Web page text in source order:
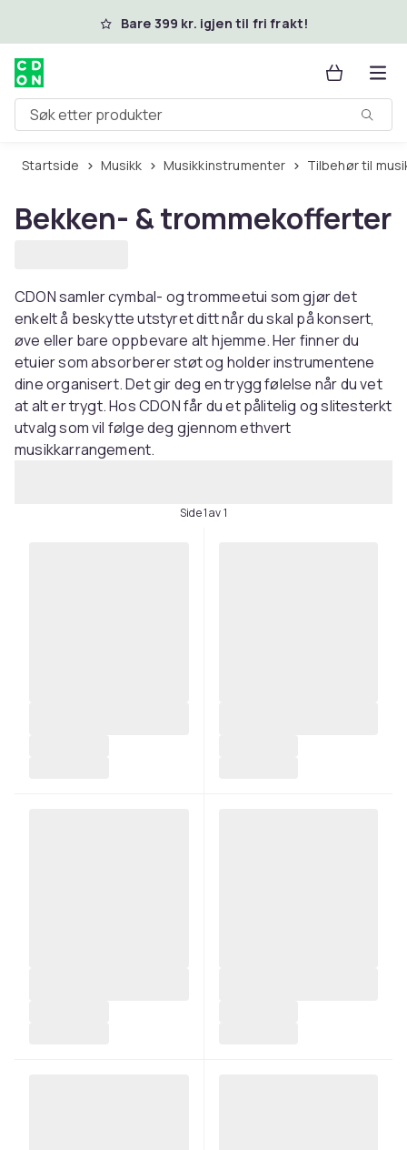
Hopp til hovedinnholdBare 399 kr. igjen til fri frakt!
Søk etter produkter
Startside Musikk Musikkinstrumenter Tilbehør til
Bekken- & trommekofferter
CDON samler cymbal- og trommeetui som gjør det
enkelt å beskytte utstyret ditt når du skal på konsert,
øve eller bare oppbevare alt hjemme. Her finner du
etuier som absorberer støt og holder instrumentene
dine organisert. Det gir deg en trygg følelse når du vet
at alt er trygt. Hos CDON får du et pålitelig og slitesterkt
utvalg som vil følge deg gjennom ethvert
musikkarrangement.
Side 1 av 1